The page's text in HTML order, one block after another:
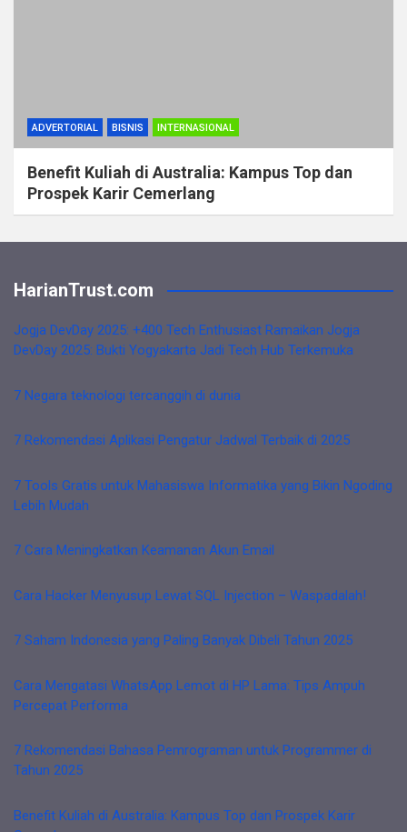
ADVERTORIAL BISNIS INTERNASIONAL
Benefit Kuliah di Australia: Kampus Top dan
Prospek Karir Cemerlang
HarianTrust.com
Jogja DevDay 2025: +400 Tech Enthusiast Ramaikan Jogja
DevDay 2025: Bukti Yogyakarta Jadi Tech Hub Terkemuka
7 Negara teknologi tercanggih di dunia
7 Rekomendasi Aplikasi Pengatur Jadwal Terbaik di 2025
7 Tools Gratis untuk Mahasiswa Informatika yang Bikin Ngoding
Lebih Mudah
7 Cara Meningkatkan Keamanan Akun Email
Cara Hacker Menyusup Lewat SQL Injection – Waspadalah!
7 Saham Indonesia yang Paling Banyak Dibeli Tahun 2025
Cara Mengatasi WhatsApp Lemot di HP Lama: Tips Ampuh
Percepat Performa
7 Rekomendasi Bahasa Pemrograman untuk Programmer di
Tahun 2025
Benefit Kuliah di Australia: Kampus Top dan Prospek Karir